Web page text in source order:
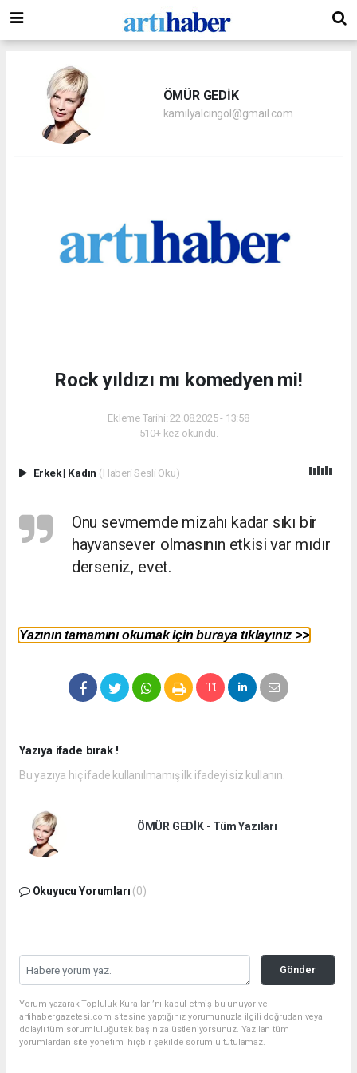
ÖMÜR GEDİK
kamilyalcingol@gmail.com
Rock yıldızı mı komedyen mi!
Ekleme Tarihi: 22.08.2025 - 13:58
510+ kez okundu.
Erkek| Kadın (Haberi Sesli Oku)
Onu sevmemde mizahı kadar sıkı bir
hayvansever olmasının etkisi var mıdır
derseniz, evet.
Yazının tamamını okumak için buraya tıklayınız >>
Yazıya ifade bırak !
Bu yazıya hiç ifade kullanılmamış ilk ifadeyi siz kullanın.
ÖMÜR GEDİK - Tüm Yazıları
Okuyucu Yorumları (0)
Gönder
Yorum yazarak Topluluk Kuralları’nı kabul etmiş bulunuyor ve
artihabergazetesi.com sitesine yaptığınız yorumunuzla ilgili doğrudan veya
dolaylı tüm sorumluluğu tek başınıza üstleniyorsunuz. Yazılan tüm
yorumlardan site yönetimi hiçbir şekilde sorumlu tutulamaz.